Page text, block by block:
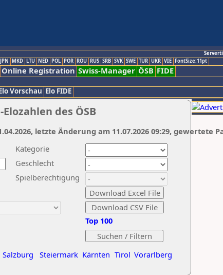
JPN MKD LTU NED POL POR ROU RUS SRB SVK SWE TUR UKR VIE FontSize:11pt
Online Registration Swiss-Manager ÖSB FIDE
Vorschau Elo FIDE
des ÖSB
Kategorie
Geschlecht
Spielberechtigung
Salzburg Steiermark Kärnten Tirol Vorarlberg
Top 100
letzte Änderung am 11.07.2026 09:29, gewertete